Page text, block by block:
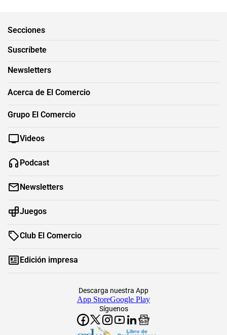
Secciones
Suscríbete
Newsletters
Acerca de El Comercio
Grupo El Comercio
Videos
Podcast
Newsletters
Juegos
Club El Comercio
Edición impresa
Síguenos
Descarga nuestra App
App StoreGoogle Play